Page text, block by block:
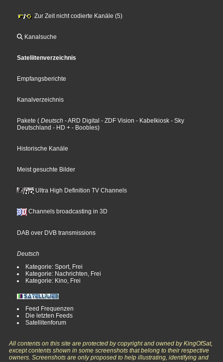
Zur Zeit nicht codierte Kanäle (5)
Kanalsuche
Sateliitenverzeichnis
Empfangsberichte
Kanalverzeichnis
Pakete ( Deutsch - ARD Digital - ZDF Vision - Kabelkiosk - Sky
Deutschland - HD + - Boobles)
Historische Kanäle
Meist gesuchte Bilder
Ultra High Definition TV Channels
Channels broadcasting in 3D
DAB over DVB transmissions
Deutsch
Kategorie: Sport, Frei
Kategorie: Nachrichten, Frei
Kategorie: Kino, Frei
Feed Frequenzen
Die letzten Feeds
Satellitenforum
All contents on this site are protected by copyright and owned by KingOfSat,
except contents shown in some screenshots that belong to their respective
owners. Screenshots are only proposed to help illustrating, identifying and